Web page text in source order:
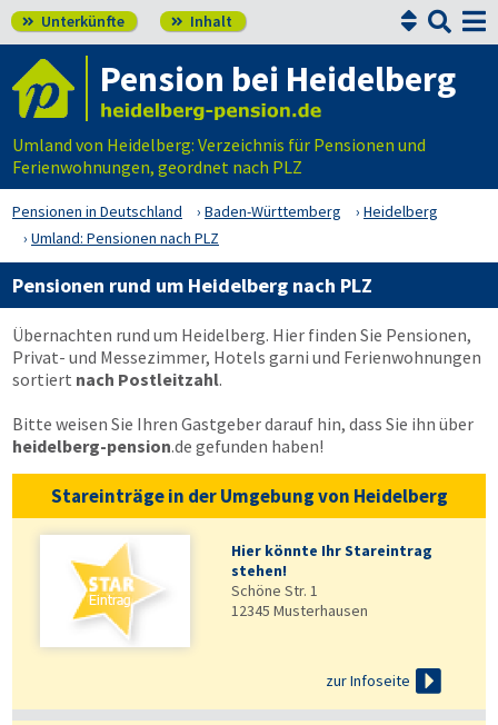
 Unterkünfte  Inhalt 

Pension bei Heidelberg
Umland von Heidelberg: Verzeichnis für Pensionen und
Ferienwohnungen, geordnet nach PLZ
Pensionen in Deutschland Baden-Württemberg
Heidelberg
Umland: Pensionen nach PLZ
Pensionen rund um Heidelberg nach PLZ
Übernachten rund um Heidelberg. Hier finden Sie Pensionen,
Privat- und Messezimmer, Hotels garni und Ferienwohnungen
sortiert nach Postleitzahl.
Bitte weisen Sie Ihren Gastgeber darauf hin, dass Sie ihn über
heidelberg-pension.de gefunden haben!
Stareinträge in der Umgebung von Heidelberg
Hier könnte Ihr Stareintrag
stehen!
Schöne Str. 1
12345 Musterhausen
zur Infoseite 